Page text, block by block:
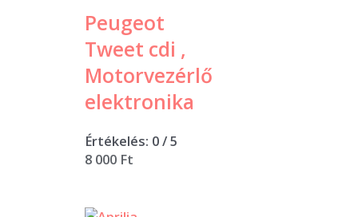
Peugeot
Tweet cdi ,
Motorvezérlő
elektronika
Értékelés: 0/ 5
8 000 Ft